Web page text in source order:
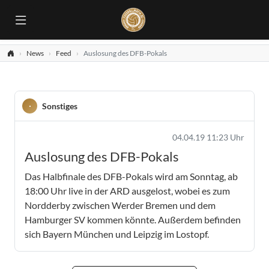
News Feed Auslosung des DFB-Pokals
Sonstiges
04.04.19 11:23 Uhr
Auslosung des DFB-Pokals
Das Halbfinale des DFB-Pokals wird am Sonntag, ab
18:00 Uhr live in der ARD ausgelost, wobei es zum
Nordderby zwischen Werder Bremen und dem
Hamburger SV kommen könnte. Außerdem befinden
sich Bayern München und Leipzig im Lostopf.